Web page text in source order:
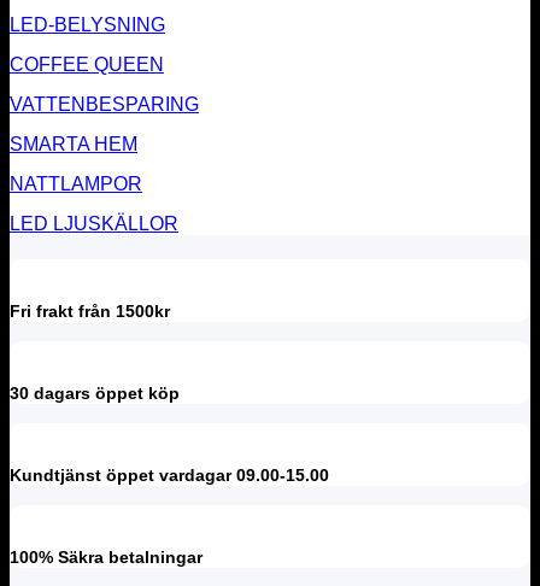
LED-BELYSNING
COFFEE QUEEN
VATTENBESPARING
SMARTA HEM
NATTLAMPOR
LED LJUSKÄLLOR
Fri frakt från 1500kr
30 dagars öppet köp
Kundtjänst öppet vardagar 09.00-15.00
100% Säkra betalningar